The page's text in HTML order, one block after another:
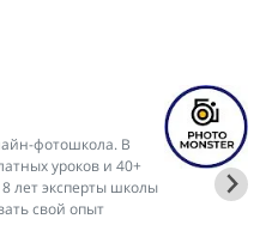
фотошкола. В
уроков и 40+
лет эксперты школы
свой опыт